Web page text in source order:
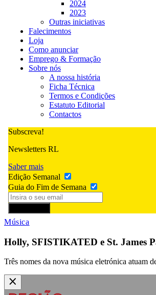
2024
2023
Outras iniciativas
Falecimentos
Loja
Como anunciar
Emprego & Formação
Sobre nós
A nossa história
Ficha Técnica
Termos e Condições
Estatuto Editorial
Contactos
Subscreva!
Newsletters RL
Saber mais
Edição Semanal
Guia do Fim de Semana
Música
Holly, SFISTIKATED e St. James
Três nomes da nova música eletrónica atuam